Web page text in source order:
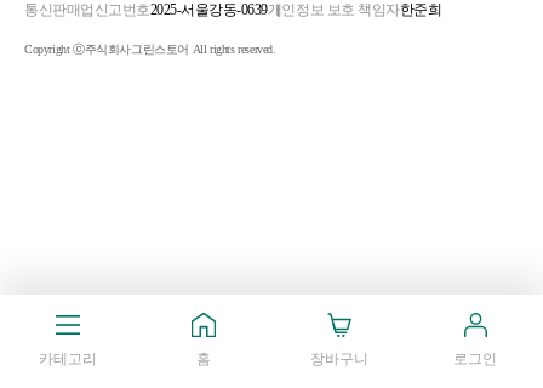
카테고리 홈 장바구니 로그인
통신판매업신고번호2025-서울강동-0639개인정보 보호 책임자한준희
Copyright ⓒ주식회사그린스토어 All rights reserved.